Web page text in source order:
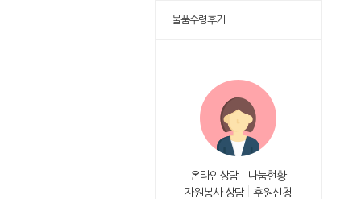
물품수령후기
온라인상담
나눔현황
자원봉사 상담
후원신청